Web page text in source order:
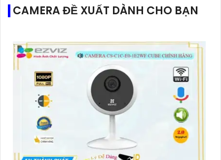
CAMERA ĐỀ XUẤT DÀNH CHO BẠN